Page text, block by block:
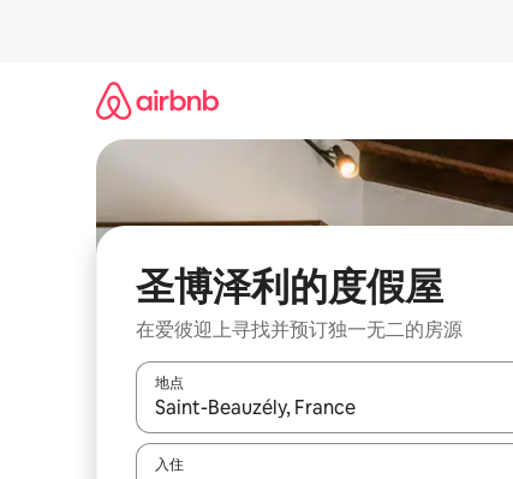
圣博泽利的度假屋
在爱彼迎上寻找并预订独一无二的房源
地点
如有搜索结果，请使用上下方向键查看，或通过
入住